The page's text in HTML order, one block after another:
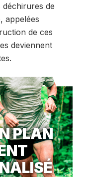
déchirures de
appelées
de ces
deviennent
PLAN